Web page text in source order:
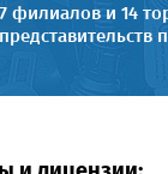
7 филиалов и 14
представительств